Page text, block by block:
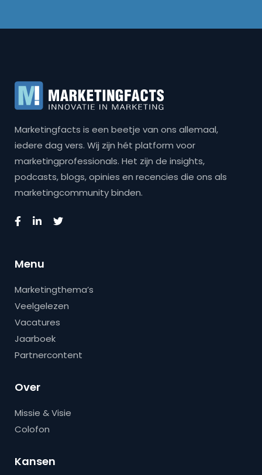
Marketingfacts is een beetje van ons allemaal,
iedere dag vers. Wij zijn hét platform voor
marketingprofessionals. Het zijn de insights,
podcasts, blogs, opinies en recencies die ons als
marketingcommunity binden.
Menu
Marketingthema’s
Veelgelezen
Vacatures
Jaarboek
Partnercontent
Over
Missie & Visie
Colofon
Kansen